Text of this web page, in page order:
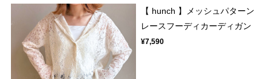
【 hunch 】メッシュパターン
レースフーディカーディガン
¥7,590